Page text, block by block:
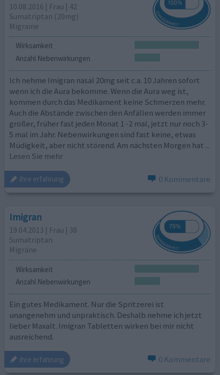
10.08.2016 | Frau | 42
Sumatriptan (20mg)
Migraine
Wirksamkeit
Anzahl Nebenwirkungen
Ich nehme Imigran nasal 20mg seit c.a. 10 Jahren sofort
wenn ich die Aura bekomme. Wenn die Aura weg ist,
kommen durch das Medikament keine Schmerzen mehr.
Auch die Abstände zwischen den Anfällen werden immer
größer, früher fast jeden Monat 1 -2 mal, jetzt nur noch 3-
5 mal im Jahr. Nebenwirkungen sind fast keine, etwas
Müdigkeit, aber nicht störend. Am nächsten Morgen hat ...
Lesen Sie mehr
ihre erfahrung 0 Kommentare
Imigran
19.04.2013 | Frau | 38
Sumatriptan
Migräne
Wirksamkeit
Anzahl Nebenwirkungen
Ein gutes Medikament. Nur die Spritzerei ist
unangenehm und unpraktisch. Deshalb nehme ich jetzt
lieber Maxalt. Imigran Tabletten wirken bei mir nicht
ausreichend.
ihre erfahrung 0 Kommentare